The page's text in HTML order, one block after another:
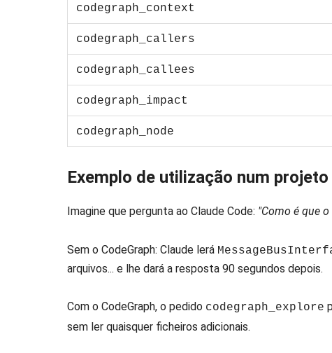
codegraph_context
codegraph_callers
codegraph_callees
codegraph_impact
codegraph_node
Exemplo de utilização num
Imagine que pergunta ao Claude Code: "Como é que
Sem o CodeGraph: Claude lerá
arquivos... e lhe dará a resposta 90 segundos depois.
Com o CodeGraph, o pedido codegraph_explore
sem ler quaisquer ficheiros adicionais.